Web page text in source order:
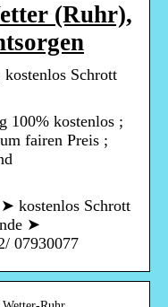
(Ruhr),
Schrott
100% kostenlos ;
fairen Preis ;
kostenlos Schrott
➤
07930077